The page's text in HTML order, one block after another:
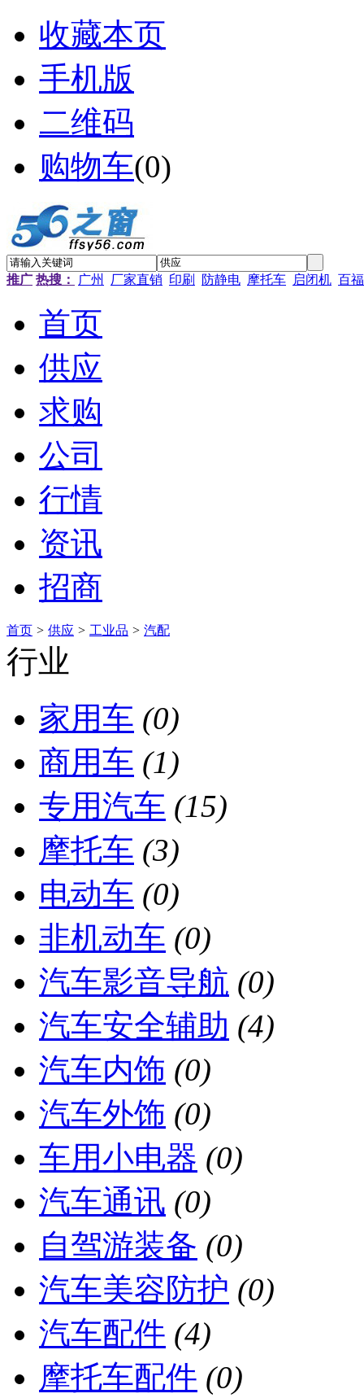
收藏本页
手机版
二维码
购物车(0)
推广 热搜： 广州 厂家直销 印刷 防静电 摩托车 启闭机 百福
首页
供应
求购
公司
行情
资讯
招商
首页 > 供应 > 工业品 > 汽配
行业
家用车 (0)
商用车 (1)
专用汽车 (15)
摩托车 (3)
电动车 (0)
非机动车 (0)
汽车影音导航 (0)
汽车安全辅助 (4)
汽车内饰 (0)
汽车外饰 (0)
车用小电器 (0)
汽车通讯 (0)
自驾游装备 (0)
汽车美容防护 (0)
汽车配件 (4)
摩托车配件 (0)